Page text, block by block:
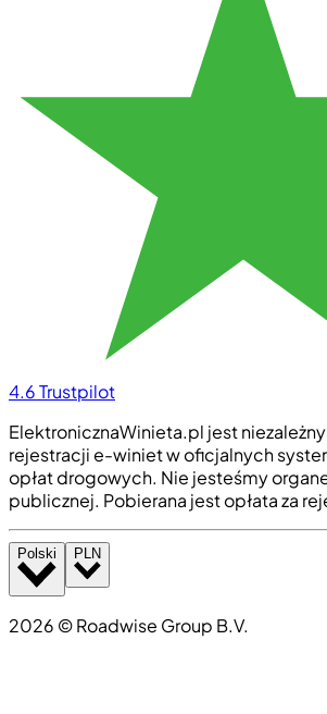
4.6Trustpilot
ElektronicznaWinieta.pl jest
rejestracji e-winiet w oficjalnych
opłat drogowych. Nie jesteśmy
publicznej. Pobierana jest opłata za
Polski PLN
2026 ©Roadwise Group B.V.